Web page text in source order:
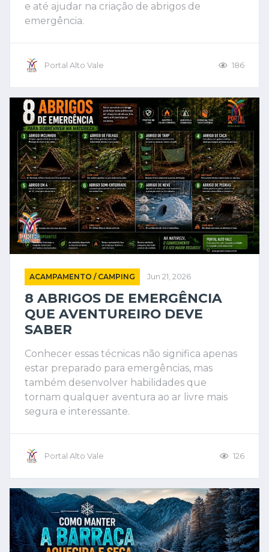
e até ajudar na criação de abrigos de
emergência.
Portal Alto Vale 186
ACAMPAMENTO / CAMPING Jun 21, 2026
8 ABRIGOS DE EMERGÊNCIA
QUE AVENTUREIRO DEVE
SABER
Conhecer essas técnicas não significa apenas
estar preparado para emergências, mas
também desenvolver habilidades que
tornam qualquer aventura ao ar livre mais
segura e interessante.
Portal Alto Vale 126